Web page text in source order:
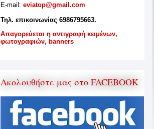
E-mail: eviatop@gmail.com
Τηλ. επικοινωνίας 6986795663.
Aπαγορεύεται η αντιγραφή κειμένων,
φωτογραφιών, banners
Ακολουθήστε μας στο FACEBOOK